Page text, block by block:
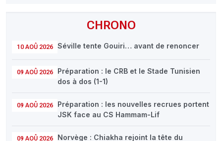
CHRONO
10 AOÛ 2026 Séville tente Gouiri… avant de renoncer
09 AOÛ 2026
Préparation : le CRB et le Stade Tunisien
dos à dos (1-1)
09 AOÛ 2026
Préparation : les nouvelles recrues portent
JSK face au CS Hammam-Lif
09 AOÛ 2026 Norvège : Chiakha rejoint la tête du